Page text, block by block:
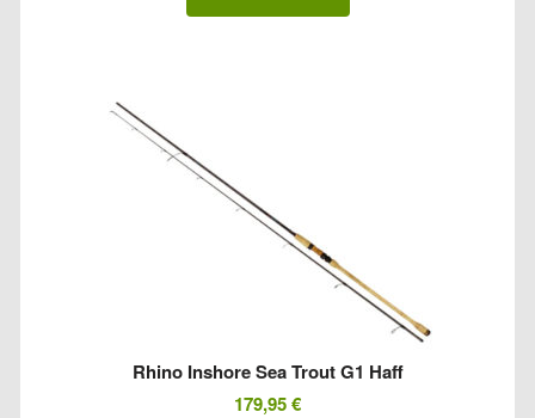
Rhino Inshore Sea Trout G1 Haff
179,95€